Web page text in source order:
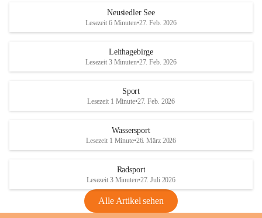
S
und den daraus folgenden wirtschaftlichen
Maßnahmen zur Bekämpfung
Rebe und der Amerikanischen
Anhang VBl. EU Nr. 18
1 Seite•1,4 MB
VBl. EU Nr. 18_2026
r
S
Neusiedler See
Lesezeit 6 Minuten•27. Feb. 2026
Leithagebirge
Lesezeit 3 Minuten•27. Feb. 2026
Sport
Lesezeit 1 Minute•27. Feb. 2026
Wassersport
Lesezeit 1 Minute•26. März 2026
Radsport
Lesezeit 3 Minuten•27. Juli 2026
Alle Artikel sehen